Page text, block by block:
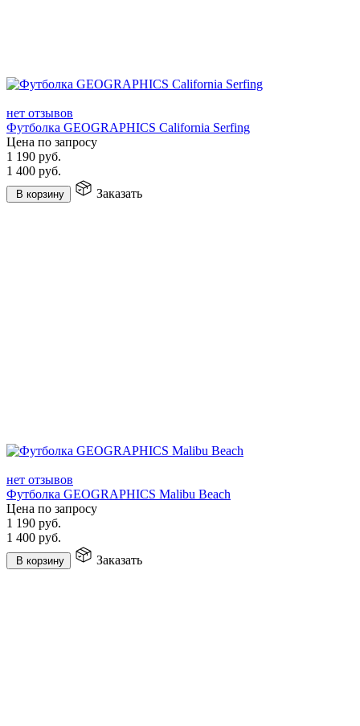
нет отзывов
Футболка GEOGRAPHICS California Serfing
Цена по запросу
1 190 руб.
1 400 руб.
В корзину Заказать
нет отзывов
Футболка GEOGRAPHICS Malibu Beach
Цена по запросу
1 190 руб.
1 400 руб.
В корзину Заказать